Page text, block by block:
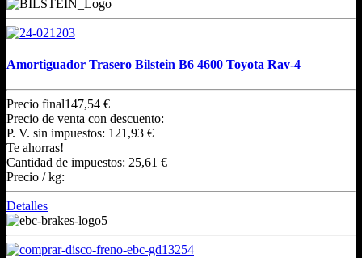
Amortiguador Trasero Bilstein B6 4600 Toyota Rav-4
Precio final147,54 €
Precio de venta con descuento:
P. V. sin impuestos: 121,93 €
Te ahorras!
Cantidad de impuestos: 25,61 €
Precio / kg:
Detalles